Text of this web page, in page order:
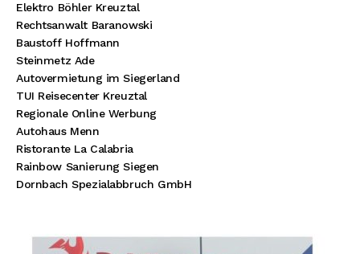
Elektro Böhler Kreuztal
Rechtsanwalt Baranowski
Baustoff Hoffmann
Steinmetz Ade
Autovermietung im Siegerland
TUI Reisecenter Kreuztal
Regionale Online Werbung
Autohaus Menn
Ristorante La Calabria
Rainbow Sanierung Siegen
Dornbach Spezialabbruch GmbH